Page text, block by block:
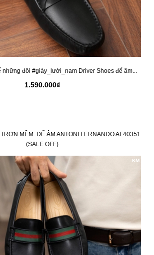
những đôi #giày_lười_nam Driver Shoes đế âm...
1.590.000₫
MỀM. ĐẾ ÂM ANTONI FERNANDO AF40351
(SALE OFF)
KM